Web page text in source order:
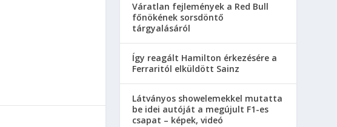
Váratlan fejlemények a Red Bull
főnökének sorsdöntő
tárgyalásáról
Így reagált Hamilton érkezésére a
Ferraritól elküldött Sainz
Látványos showelemekkel mutatta
be idei autóját a megújult F1-es
csapat – képek, videó